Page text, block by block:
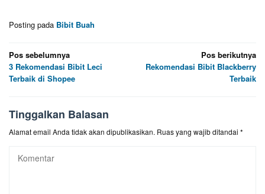
Posting pada Bibit Buah
Navigasi
pos
Pos sebelumnya
3 Rekomendasi Bibit Leci
Terbaik di Shopee
Pos berikutnya
Rekomendasi Bibit Blackberry
Terbaik
Tinggalkan Balasan
Alamat email Anda tidak akan dipublikasikan. Ruas yang wajib ditandai *